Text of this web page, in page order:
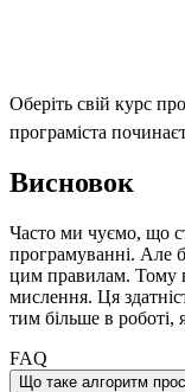
Оберіть свій курс
програміста
Висновок
Часто ми чуємо, що
програмуванні. Але
цим правилам. Тому
мислення. Ця
тим більше в
FAQ
Що таке алгоритм